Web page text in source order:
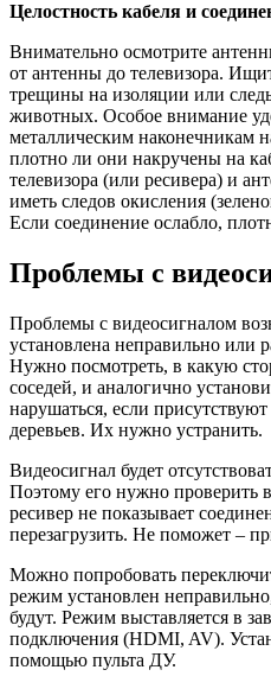
Целостность кабеля и
Внимательно осмотрите
от антенны до телевизора.
трещины на изоляции или
животных. Особое внимание
металлическим наконечникам
плотно ли они накручены на
телевизора (или ресивера) и
иметь следов окисления
Если соединение ослабло,
Проблемы с
Проблемы с видеосигналом
установлена неправильно или
Нужно посмотреть, в какую
соседей, и аналогично
нарушаться, если
деревьев. Их нужно устранить.
Видеосигнал будет
Поэтому его нужно проверить
ресивер не показывает
перезагрузить. Не поможет –
Можно попробовать
режим установлен
будут. Режим выставляется в
подключения (HDMI, AV).
помощью пульта ДУ.